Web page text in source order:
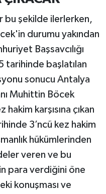
bu şekilde ilerlerken,
durumu yakından
Başsavcılığı
tarihinde başlatılan
sonucu Antalya
Muhittin Böcek
karşısına çıkan
3’ncü kez hakim
hükümlerinden
veren ve bu
para verdiğini öne
konuşması ve